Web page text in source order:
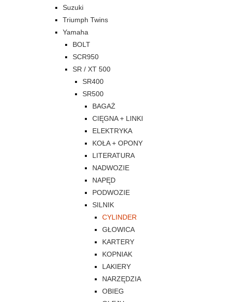
Suzuki
Triumph Twins
Yamaha
BOLT
SCR950
SR / XT 500
SR400
SR500
BAGAŻ
CIĘGNA + LINKI
ELEKTRYKA
KOŁA + OPONY
LITERATURA
NADWOZIE
NAPĘD
PODWOZIE
SILNIK
CYLINDER
GŁOWICA
KARTERY
KOPNIAK
LAKIERY
NARZĘDZIA
OBIEG